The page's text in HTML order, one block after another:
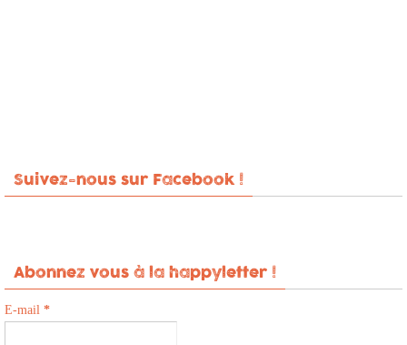
Suivez-nous sur Facebook !
Abonnez vous à la happyletter !
E-mail *